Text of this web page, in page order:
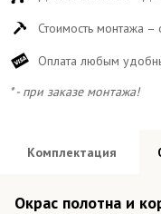
Стоимость монтажа
Оплата любым
* - при заказе монтажа!
Комплектация
Окрас полотна и